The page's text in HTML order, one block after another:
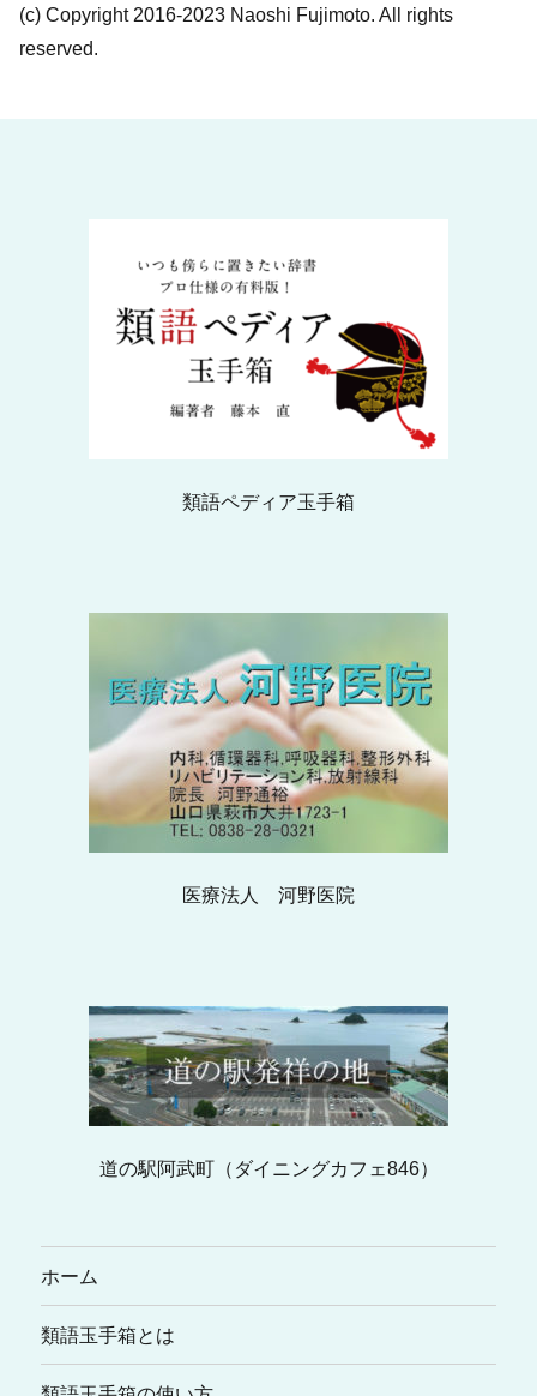
(c) Copyright 2016-2023 Naoshi Fujimoto. All rights
reserved.
類語ペディア玉手箱
医療法人 河野医院
道の駅阿武町（ダイニングカフェ846）
ホーム
類語玉手箱とは